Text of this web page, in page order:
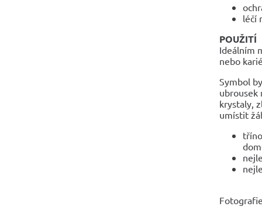
léčí
POUŽITÍ
Ideálním
nebo
Symbol
ubrousek
krystaly,
umístit